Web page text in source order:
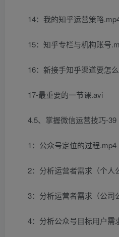
14：我的知乎运营策略
15：知乎专栏与机构账号
16：新接手知乎渠道要怎
17-最重要的一节课.avi
4.5、掌握微信运营技巧-39
1：公众号定位的过程.mp4
2：分析运营者需求（个人
3：分析运营者需求（公司
4：分析公众号目标用户需